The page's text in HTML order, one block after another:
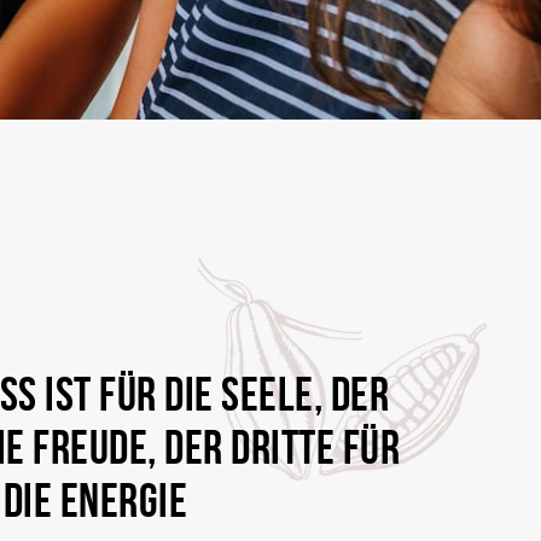
IST FÜR DIE SEELE, DER
FREUDE, DER DRITTE FÜR
DIE ENERGIE